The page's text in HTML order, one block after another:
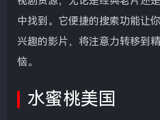
中找到。它便捷的搜索功能让
兴趣的影片，将注意力转移到
恼。
水蜜桃美国